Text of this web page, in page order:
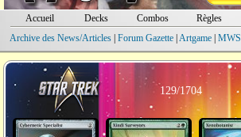
Accueil Decks Combos Règles
Archive des News/Articles| Forum Gazette| Artgame| MWS
129/1704